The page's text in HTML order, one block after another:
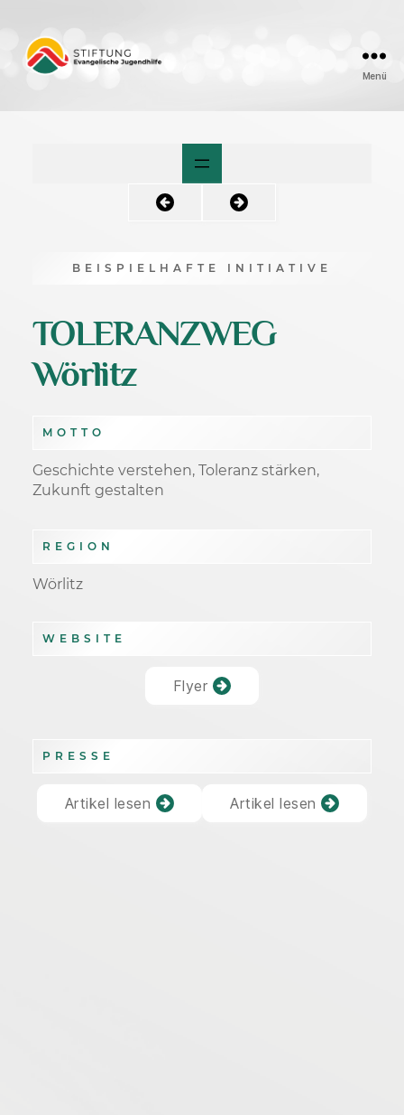
Menü
BEISPIELHAFTE INITIATIVE
TOLERANZWEG
Wörlitz
MOTTO
Geschichte verstehen, Toleranz stärken,
Zukunft gestalten
REGION
Wörlitz
WEBSITE
Flyer
PRESSE
Artikel lesen Artikel lesen